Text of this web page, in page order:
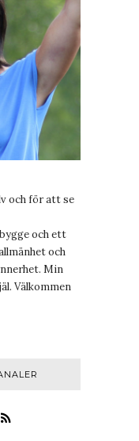
och för att se
och ett
och
Min
Välkommen